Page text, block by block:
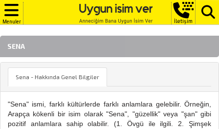
Menuler İletişim
SENA
Sena - Hakkında Genel Bilgiler
"Sena" ismi, farklı kültürlerde farklı anlamlara gelebilir. Örneğin,
Arapça kökenli bir isim olarak "Sena", "güzellik" veya "şan" gibi
pozitif anlamlara sahip olabilir. (1. Övgü ile ilgili. 2. Şimşek